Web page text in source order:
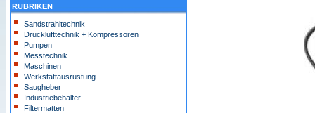
RUBRIKEN
Sandstrahltechnik
Drucklufttechnik + Kompressoren
Pumpen
Messtechnik
Maschinen
Werkstattausrüstung
Saugheber
Industriebehälter
Filtermatten